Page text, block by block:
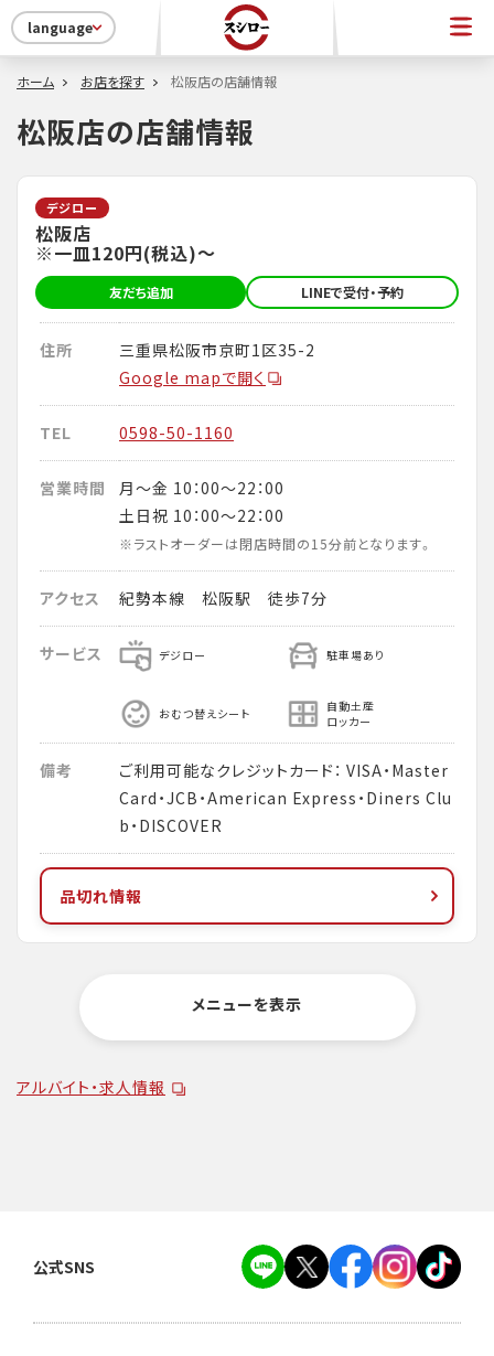
language
ホーム お店を探す 松阪店の店舗情報
松阪店の店舗情報
デジロー
松阪店
※一皿120円(税込)～
友だち追加 LINEで受付・予約
住所
三重県松阪市京町1区35-2
Google mapで開く
TEL 0598-50-1160
営業時間
月～金 10：00～22：00
土日祝 10：00～22：00
※ラストオーダーは閉店時間の15分前となります。
アクセス 紀勢本線 松阪駅 徒歩7分
サービス デジロー 駐車場あり
おむつ替えシート
自動土産
ロッカー
備考
ご利用可能なクレジットカード： VISA・Master
Card・JCB・American Express・Diners Clu
b・DISCOVER
品切れ情報
メニューを表示
アルバイト・求人情報
公式SNS